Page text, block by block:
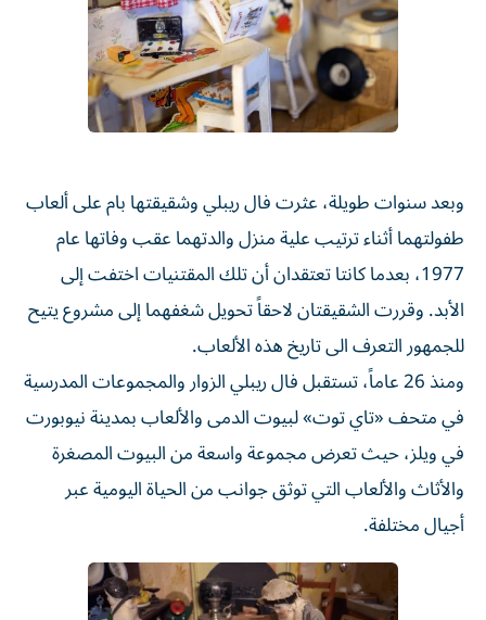
وبعد سنوات طويلة، عثرت فال ريبلي وشقيقتها بام على ألعاب
طفولتهما أثناء ترتيب علية منزل والدتهما عقب وفاتها عام
1977، بعدما كانتا تعتقدان أن تلك المقتنيات اختفت إلى
الأبد. وقررت الشقيقتان لاحقاً تحويل شغفهما إلى مشروع يتيح
للجمهور التعرف الى تاريخ هذه الألعاب.
ومنذ 26 عاماً، تستقبل فال ريبلي الزوار والمجموعات المدرسية
في متحف «تاي توت» لبيوت الدمى والألعاب بمدينة نيوبورت
في ويلز، حيث تعرض مجموعة واسعة من البيوت المصغرة
والأثاث والألعاب التي توثق جوانب من الحياة اليومية عبر
أجيال مختلفة.